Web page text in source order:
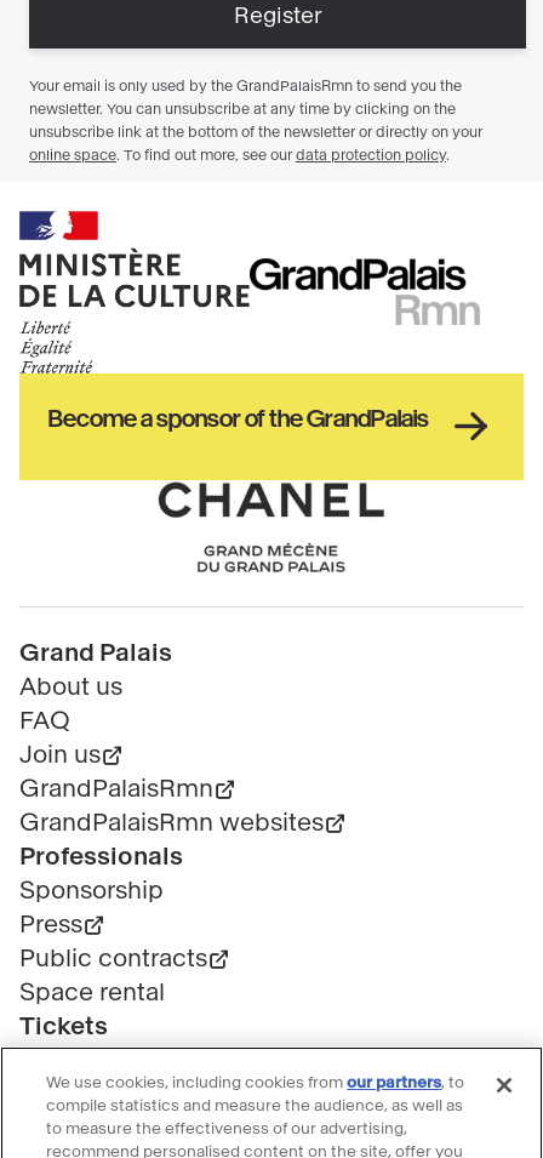
Ministère
de
la
Haut
de
Become a sponsor of the GrandPalais
Chanel
Pied
de
page
Grand Palais
About us
FAQ
Join us
GrandPalaisRmn
GrandPalaisRmn websites
Professionals
Sponsorship
Press
Public contracts
Space rental
Tickets
Customer service
Ticketing FAQ
We use cookies, including cookies fromour partners, to
compile statistics and measure the audience, as well as
to measure the effectiveness of our advertising,
recommend personalised content on the site, offer you